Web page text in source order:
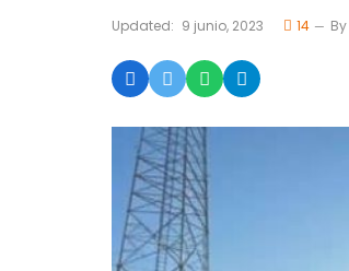
Updated: 9 junio, 2023 14 By